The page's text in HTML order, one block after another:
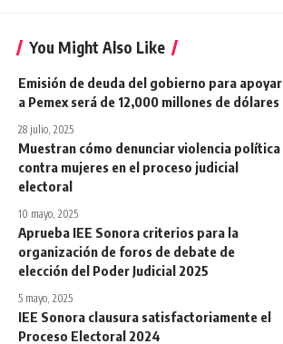
You Might Also Like
Emisión de deuda del gobierno para apoyar
a Pemex será de 12,000 millones de dólares
28 julio, 2025
Muestran cómo denunciar violencia política
contra mujeres en el proceso judicial
electoral
10 mayo, 2025
Aprueba IEE Sonora criterios para la
organización de foros de debate de
elección del Poder Judicial 2025
5 mayo, 2025
IEE Sonora clausura satisfactoriamente el
Proceso Electoral 2024